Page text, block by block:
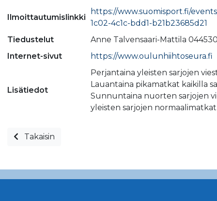
Ilmoittautumislinkki
https://www.suomisport.fi/
1c02-4c1c-bdd1-b21b23685d21
Tiedustelut
Anne Talvensaari-Mattila
Internet-sivut
https://www.oulunhiihtoseura.fi
Lisätiedot
Perjantaina yleisten sarjojen
Lauantaina pikamatkat kaikilla
Sunnuntaina nuorten sarjojen
yleisten sarjojen
Takaisin